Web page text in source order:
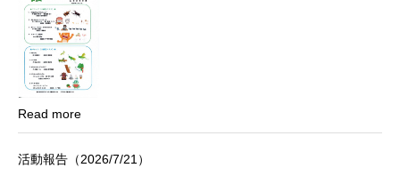
Read more
活動報告（2026/7/21）